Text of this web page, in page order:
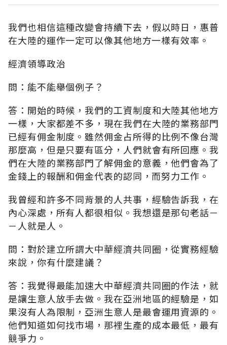
我們也相信這種改變會持續下去，假以時日，惠普
在大陸的運作一定可以像其他地方一樣有效率。
經濟領導政治
問：能不能舉個例子？
答：開始的時候，我們的工資制度和大陸其他地方
一樣，大家都差不多，現在我們在大陸的業務部門
已經有佣金制度。雖然佣金占所得的比例不像台灣
那麼高，但是只要有區分，人們就會有所回應。我
們在大陸的業務部門了解佣金的意義，他們會為了
金錢上的報酬和佣金代表的認同，而努力工作。
我曾經和許多不同背景的人共事，經驗告訴我，在
內心深處，所有人都很相似。我想還是那句老話－
－人就是人。
問：對於建立所謂大中華經濟共同圈，從實務經驗
來說，你有什麼建議？
答：我覺得最能加速大中華經濟共同圈的作法，就
是讓生意人放手去做。我在亞洲地區的經驗是，如
果沒有人為限制，亞洲生意人是最會運用資源的。
他們知道如何找市場，那裡生產的成本最低，最有
競爭力。